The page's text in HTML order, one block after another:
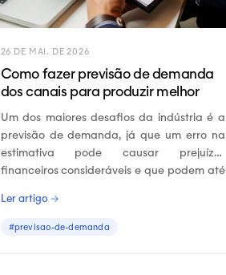
26 DE MAI. DE 2026
Como fazer previsão de demanda
dos canais para produzir melhor
Um dos maiores desafios da indústria é a
previsão de demanda, já que um erro na
estimativa pode causar prejuízos
financeiros consideráveis e que podem até
Ler artigo →
#previsao-de-demanda